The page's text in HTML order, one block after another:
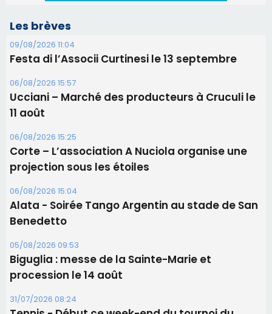
projection sous les étoiles
06/08/2026 15:04
Alata - Soirée Tango Argentin au stade de San
Benedetto
05/08/2026 09:53
Biguglia : messe de la Sainte-Marie et
procession le 14 août
31/07/2026 08:24
Tennis - Début ce week-end du tournoi du
RCPV
Les plus lus
Satine Nomary est la nouvelle Miss Corse 2026
d'un spectacle qui ne reviendra pas avant 2081